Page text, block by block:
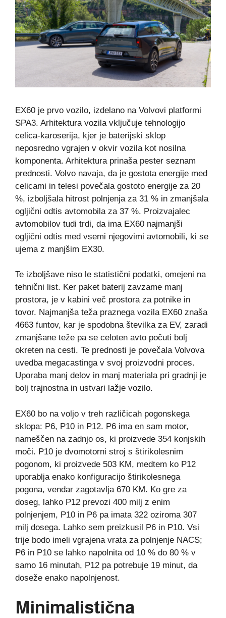
EX60 je prvo vozilo, izdelano na Volvovi platformi
SPA3. Arhitektura vozila vključuje tehnologijo
celica-karoserija, kjer je baterijski sklop
neposredno vgrajen v okvir vozila kot nosilna
komponenta. Arhitektura prinaša pester seznam
prednosti. Volvo navaja, da je gostota energije med
celicami in telesi povečala gostoto energije za 20
%, izboljšala hitrost polnjenja za 31 % in zmanjšala
ogljični odtis avtomobila za 37 %. Proizvajalec
avtomobilov tudi trdi, da ima EX60 najmanjši
ogljični odtis med vsemi njegovimi avtomobili, ki se
ujema z manjšim EX30.
Te izboljšave niso le statistični podatki, omejeni na
tehnični list. Ker paket baterij zavzame manj
prostora, je v kabini več prostora za potnike in
tovor. Najmanjša teža praznega vozila EX60 znaša
4663 funtov, kar je spodobna številka za EV, zaradi
zmanjšane teže pa se celoten avto počuti bolj
okreten na cesti. Te prednosti je povečala Volvova
uvedba megacastinga v svoj proizvodni proces.
Uporaba manj delov in manj materiala pri gradnji je
bolj trajnostna in ustvari lažje vozilo.
EX60 bo na voljo v treh različicah pogonskega
sklopa: P6, P10 in P12. P6 ima en sam motor,
nameščen na zadnjo os, ki proizvede 354 konjskih
moči. P10 je dvomotorni stroj s štirikolesnim
pogonom, ki proizvede 503 KM, medtem ko P12
uporablja enako konfiguracijo štirikolesnega
pogona, vendar zagotavlja 670 KM. Ko gre za
doseg, lahko P12 prevozi 400 milj z enim
polnjenjem, P10 in P6 pa imata 322 oziroma 307
milj dosega. Lahko sem preizkusil P6 in P10. Vsi
trije bodo imeli vgrajena vrata za polnjenje NACS;
P6 in P10 se lahko napolnita od 10 % do 80 % v
samo 16 minutah, P12 pa potrebuje 19 minut, da
doseže enako napolnjenost.
Minimalistična